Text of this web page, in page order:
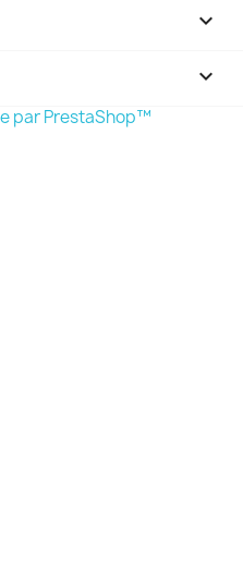

keyboard_arrow_down
par PrestaShop™